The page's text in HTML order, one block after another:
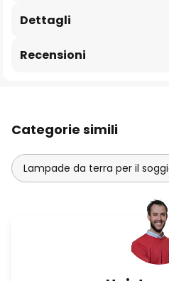
Dettagli
Recensioni
Categorie simili
Lampade da terra per il